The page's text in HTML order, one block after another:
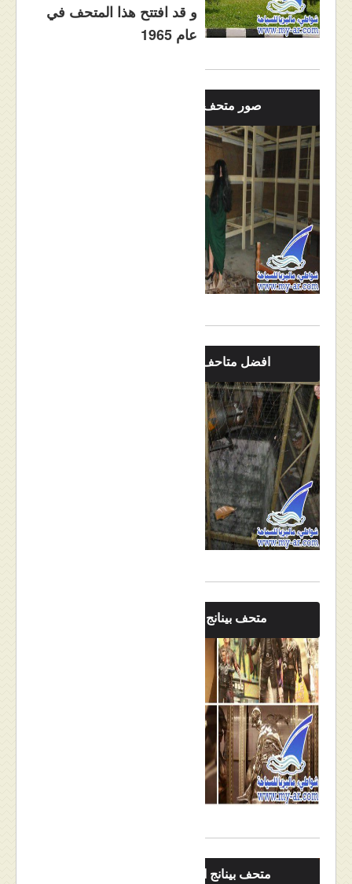
و قد افتتح هذا المتحف في
عام 1965
صور متحف بينانج
افضل متاحف ماليزيا
متحف بينانج بالصور
متحف بينانج التاريخي